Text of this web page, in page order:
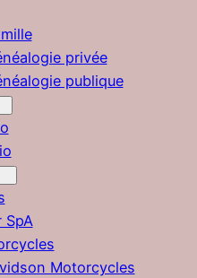
privée
publique
SpA
Motorcycles